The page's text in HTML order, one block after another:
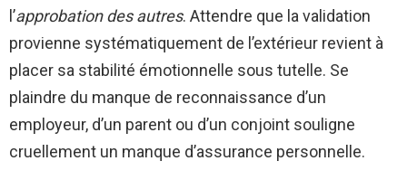
l’approbation des autres. Attendre que la validation
provienne systématiquement de l’extérieur revient à
placer sa stabilité émotionnelle sous tutelle. Se
plaindre du manque de reconnaissance d’un
employeur, d’un parent ou d’un conjoint souligne
cruellement un manque d’assurance personnelle.